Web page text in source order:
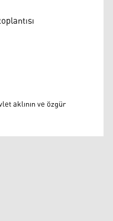
aklının ve özgür